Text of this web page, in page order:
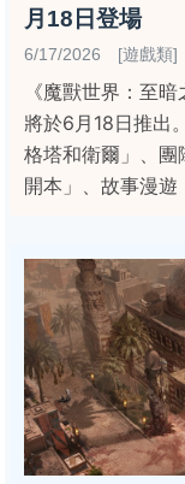
月18日登場
6/17/2026 [遊戲類]
《魔獸世界：至
將於6月18日推出
格塔和衛爾」、
開本」、故事漫